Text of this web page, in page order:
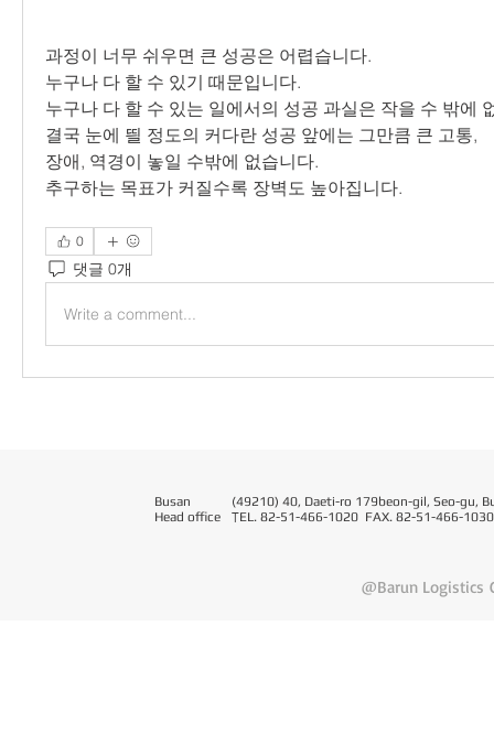
과정이 너무 쉬우면 큰 성공은 어렵습니다.
누구나 다 할 수 있기 때문입니다.
누구나 다 할 수 있는 일에서의 성공 과실은 작을 수 밖에
결국 눈에 띌 정도의 커다란 성공 앞에는 그만큼 큰 고통,
장애, 역경이 놓일 수밖에 없습니다.
추구하는 목표가 커질수록 장벽도 높아집니다.
0
댓글 0개
Write a comment...
Busan
Head office
(49210) 40, Daeti-ro 179beon-gil, Seo-gu,
TEL. 82-51-466-1020 FAX. 82-51-466-1030
@Barun Logistics